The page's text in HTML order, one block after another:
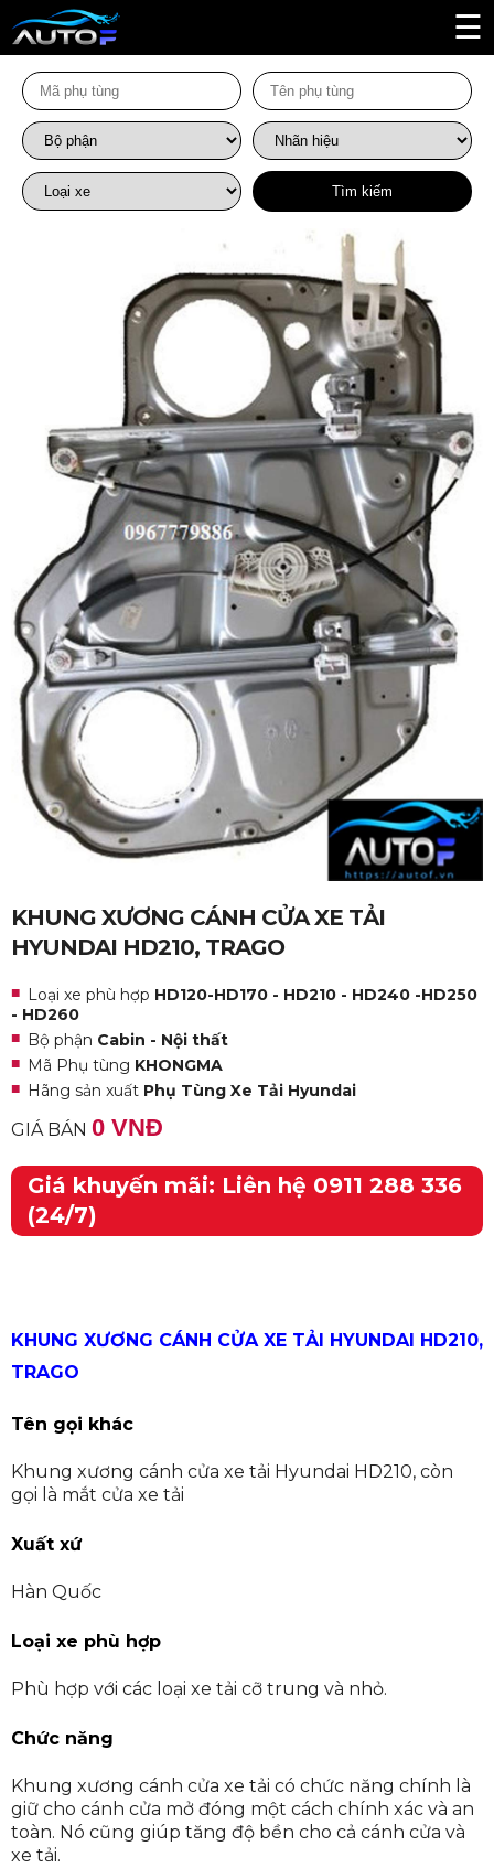
☰
Tìm kiếm
KHUNG XƯƠNG CÁNH CỬA XE TẢI
HYUNDAI HD210, TRAGO
Loại xe phù hợp HD120-HD170 - HD210 - HD240 -HD250
- HD260
Bộ phận Cabin - Nội thất
Mã Phụ tùng KHONGMA
Hãng sản xuất Phụ Tùng Xe Tải Hyundai
GIÁ BÁN 0 VNĐ
Giá khuyến mãi: Liên hệ 0911 288 336
(24/7)
KHUNG XƯƠNG CÁNH CỬA XE TẢI HYUNDAI HD210,
TRAGO
Tên gọi khác
Khung xương cánh cửa xe tải Hyundai HD210, còn
gọi là mắt cửa xe tải
Xuất xứ
Hàn Quốc
Loại xe phù hợp
Phù hợp với các loại xe tải cỡ trung và nhỏ.
Chức năng
Khung xương cánh cửa xe tải có chức năng chính là
giữ cho cánh cửa mở đóng một cách chính xác và an
toàn. Nó cũng giúp tăng độ bền cho cả cánh cửa và
xe tải.